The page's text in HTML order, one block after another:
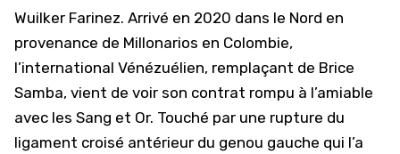
Wuilker Farinez. Arrivé en 2020 dans le Nord en
provenance de Millonarios en Colombie,
l’international Vénézuélien, remplaçant de Brice
Samba, vient de voir son contrat rompu à l’amiable
avec les Sang et Or. Touché par une rupture du
ligament croisé antérieur du genou gauche qui l’a